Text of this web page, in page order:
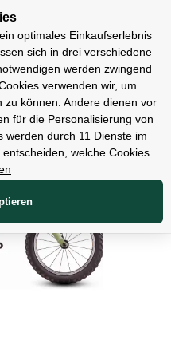
optimales Einkaufserlebnis
sich in drei verschiedene
werden zwingend
verwenden wir, um
können. Andere dienen vor
für die Personalisierung von
werden durch 11 Dienste im
welche Cookies